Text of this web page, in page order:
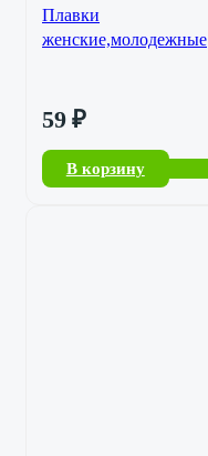
Плавки
женские,молодежные
59 ₽
В корзину